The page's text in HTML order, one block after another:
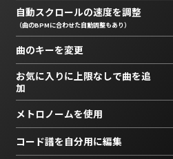
自動スクロールの速度を調整
（曲のBPMに合わせた自動調整もあり）
曲のキーを変更
お気に入りに上限なしで曲を追
加
メトロノームを使用
コード譜を自分用に編集